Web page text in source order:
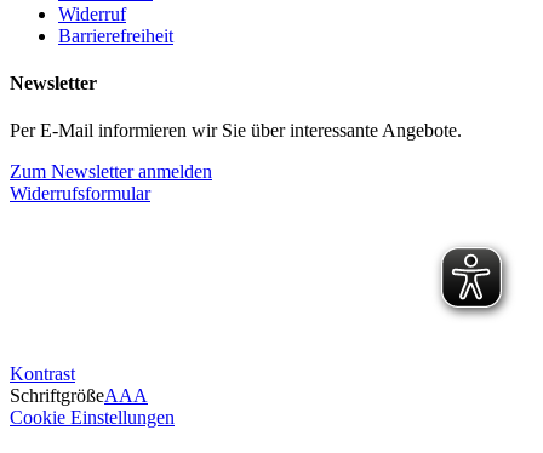
Widerruf
Barrierefreiheit
Newsletter
Per E-Mail informieren wir Sie über interessante Angebote.
Zum Newsletter anmelden
Widerrufsformular
Kontrast
SchriftgrößeAAA
Cookie Einstellungen